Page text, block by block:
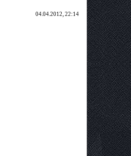
04.04.2012, 22:14